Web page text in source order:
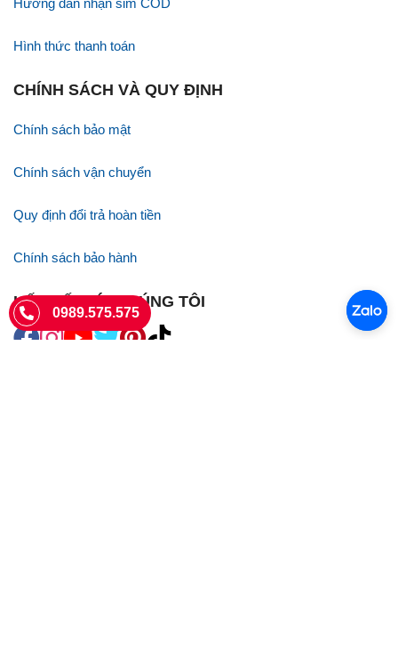
Hướng dẫn nhận sim COD
Hình thức thanh toán
CHÍNH SÁCH VÀ QUY ĐỊNH
Chính sách bảo mật
Chính sách vận chuyển
Quy định đổi trả hoàn tiền
Chính sách bảo hành
KẾT NỐI VỚI CHÚNG TÔI
0989.575.575